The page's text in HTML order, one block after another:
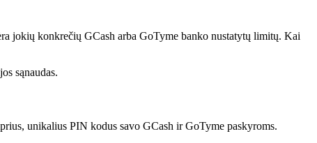
jokių konkrečių GCash arba GoTyme banko nustatytų limitų. Kai
sąnaudas.
unikalius PIN kodus savo GCash ir GoTyme paskyroms.